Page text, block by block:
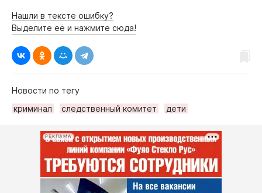
Нашли в тексте ошибку?
Выделите её и нажмите сюда!
Новости по тегу
криминал
следственный комитет дети
РЕКЛАМА